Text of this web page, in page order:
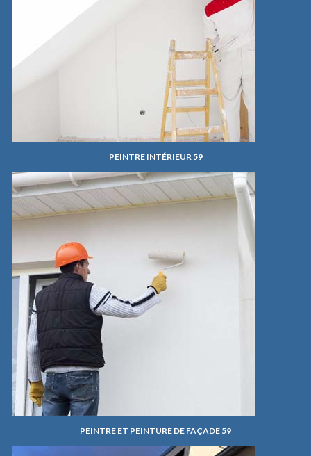
PEINTRE INTÉRIEUR 59
PEINTRE ET PEINTURE DE FAÇADE 59